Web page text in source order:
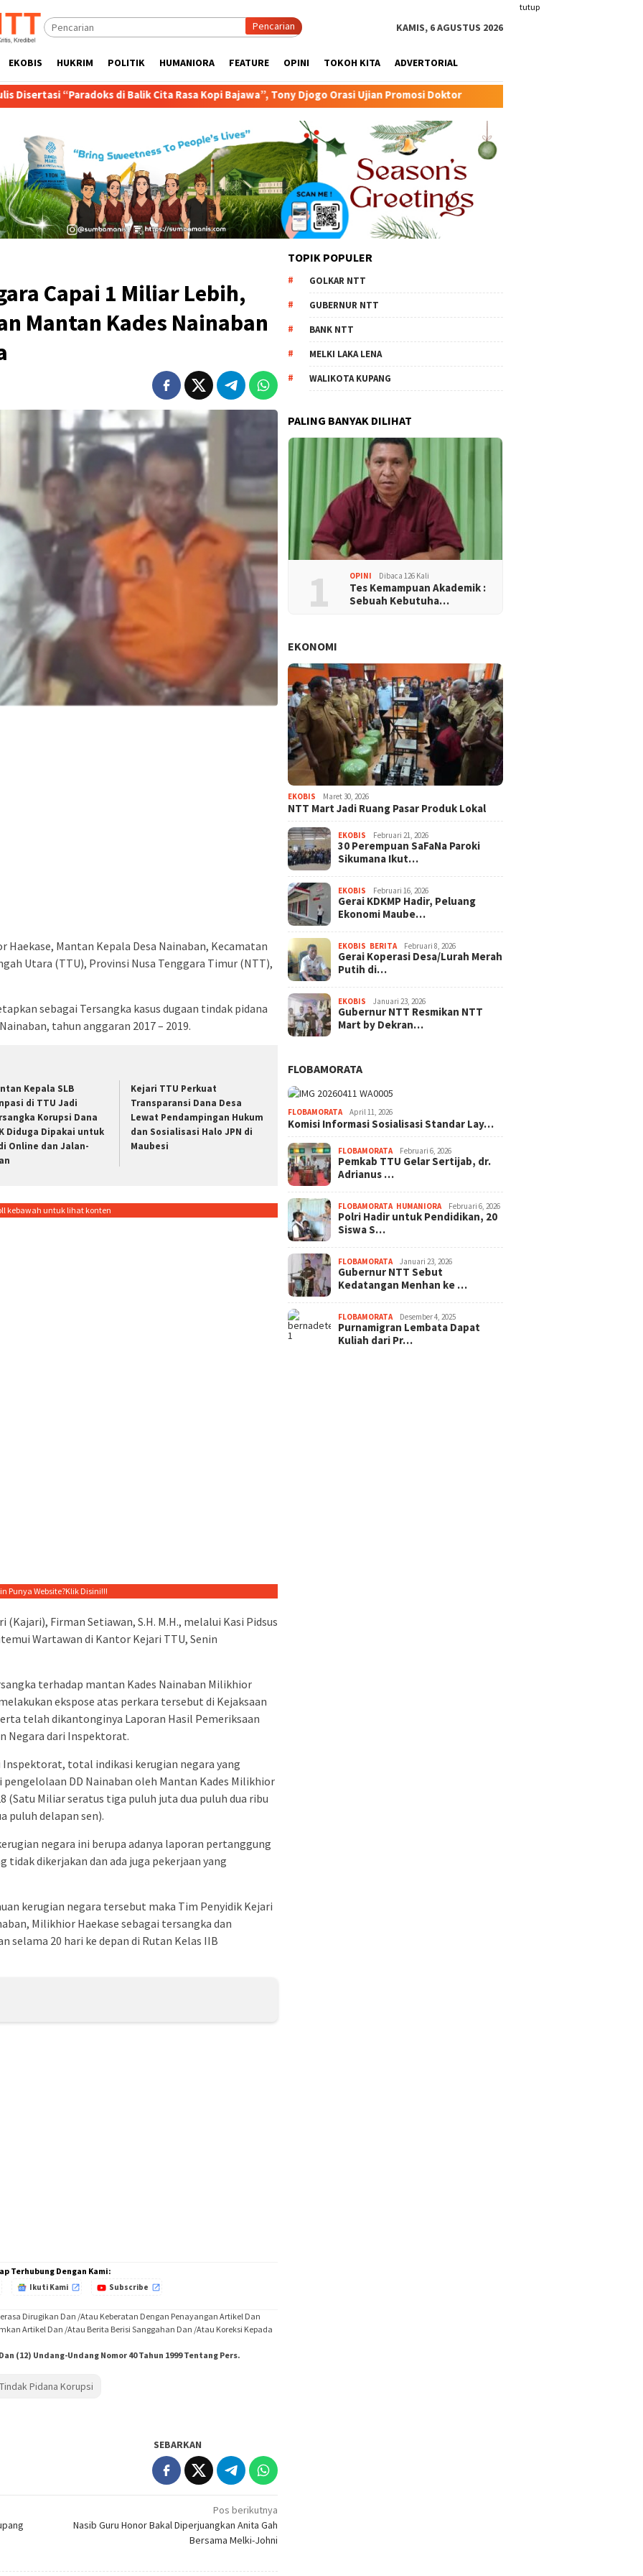
tutup
Pencarian KAMIS, 6 AGUSTUS 2026
EKOBIS HUKRIM POLITIK HUMANIORA FEATURE OPINI TOKOH KITA ADVERTORIAL
Balik Cita Rasa Kopi Bajawa”, Tony Djogo Orasi Ujian Promosi Doktor Transformasi Peternakan Modern TTU: Kunci
Capai 1 Miliar Lebih,
Mantan Kades Nainaban
Mantan Kepala Desa Nainaban, Kecamatan
Utara (TTU), Provinsi Nusa Tenggara Timur (NTT),
sebagai Tersangka kasus dugaan tindak pidana
tahun anggaran 2017 – 2019.
Kepala SLB
di TTU Jadi
Korupsi Dana
Diduga Dipakai untuk
Online dan Jalan-
Kejari TTU Perkuat
Transparansi Dana Desa
Lewat Pendampingan Hukum
dan Sosialisasi Halo JPN di
Maubesi
kebawah untuk lihat konten
Punya Website?Klik Disini!!!
Firman Setiawan, S.H. M.H., melalui Kasi Pidsus
Wartawan di Kantor Kejari TTU, Senin
terhadap mantan Kades Nainaban Milikhior
ekspose atas perkara tersebut di Kejaksaan
telah dikantonginya Laporan Hasil Pemeriksaan
Negara dari Inspektorat.
Inspektorat, total indikasi kerugian negara yang
DD Nainaban oleh Mantan Kades Milikhior
(Satu Miliar seratus tiga puluh juta dua puluh dua ribu
puluh delapan sen).
negara ini berupa adanya laporan pertanggung
tidak dikerjakan dan ada juga pekerjaan yang
kerugian negara tersebut maka Tim Penyidik Kejari
Milikhior Haekase sebagai tersangka dan
selama 20 hari ke depan di Rutan Kelas IIB
Terhubung Dengan Kami:
Ikuti Kami Subscribe
Dirugikan Dan /Atau Keberatan Dengan Penayangan Artikel Dan
Artikel Dan /Atau Berita Berisi Sanggahan Dan /Atau Koreksi Kepada
(12) Undang-Undang Nomor 40 Tahun 1999 Tentang Pers.
Pidana Korupsi
SEBARKAN
Pos berikutnya
Nasib Guru Honor Bakal Diperjuangkan Anita Gah
Bersama Melki-Johni
TOPIK POPULER
GOLKAR NTT
GUBERNUR NTT
BANK NTT
MELKI LAKA LENA
WALIKOTA KUPANG
PALING BANYAK DILIHAT
1 OPINI Dibaca 126 Kali
Tes Kemampuan Akademik :
Sebuah Kebutuha…
EKONOMI
EKOBIS Maret 30, 2026
NTT Mart Jadi Ruang Pasar Produk Lokal
EKOBIS Februari 21, 2026
30 Perempuan SaFaNa Paroki
Sikumana Ikut…
EKOBIS Februari 16, 2026
Gerai KDKMP Hadir, Peluang
Ekonomi Maube…
EKOBIS BERITA Februari 8, 2026
Gerai Koperasi Desa/Lurah Merah
Putih di…
EKOBIS Januari 23, 2026
Gubernur NTT Resmikan NTT
Mart by Dekran…
FLOBAMORATA
FLOBAMORATA April 11, 2026
Komisi Informasi Sosialisasi Standar Lay…
FLOBAMORATA Februari 6, 2026
Pemkab TTU Gelar Sertijab, dr.
Adrianus …
FLOBAMORATA, HUMANIORA Februari 6, 2026
Polri Hadir untuk Pendidikan, 20
Siswa S…
FLOBAMORATA Januari 23, 2026
Gubernur NTT Sebut
Kedatangan Menhan ke …
FLOBAMORATA Desember 4, 2025
Purnamigran Lembata Dapat
Kuliah dari Pr…